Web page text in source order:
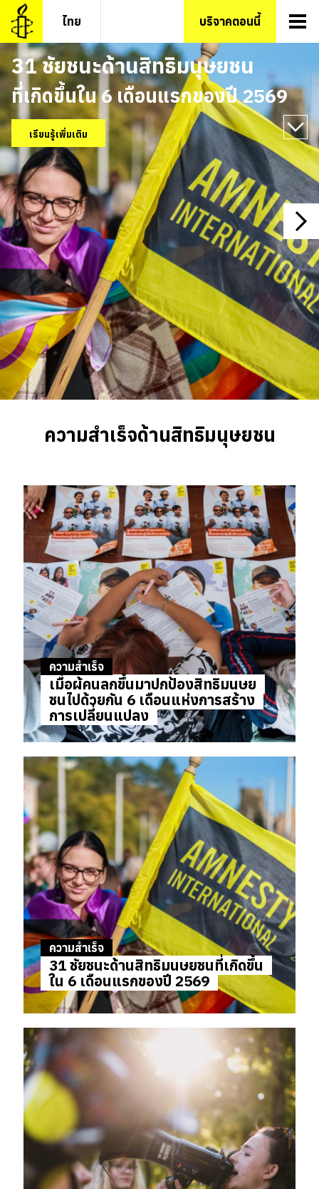
ไทย บริจาคตอนนี้
31 ชัยชนะด้านสิทธิมนุษยชน
ที่เกิดขึ้นใน 6 เดือนแรกของปี 2569
เรียนรู้เพิ่มเติม
ความสำเร็จด้านสิทธิมนุษยชน
ความสำเร็จ
เมื่อผู้คนลุกขึ้นมาปกป้องสิทธิมนุษย
ชนไปด้วยกัน 6 เดือนแห่งการสร้าง
การเปลี่ยนแปลง
ความสำเร็จ
31 ชัยชนะด้านสิทธิมนุษยชนที่เกิดขึ้น
ใน 6 เดือนแรกของปี 2569